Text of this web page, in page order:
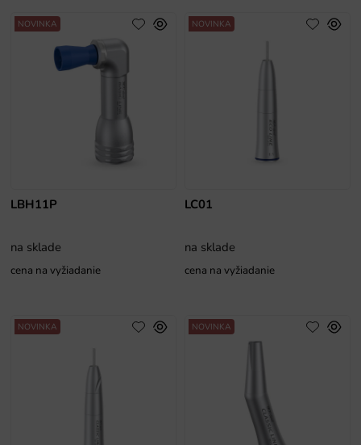
LBH11P
NOVINKA
na sklade
cena na vyžiadanie
LC01
NOVINKA
na sklade
cena na vyžiadanie
NOVINKA NOVINKA